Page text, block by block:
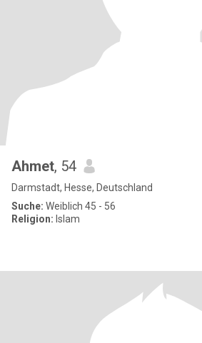
Ahmet, 54
Darmstadt, Hesse, Deutschland
Suche: Weiblich 45 - 56
Religion: Islam